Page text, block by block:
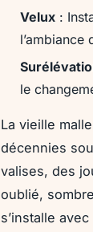
Velux :
l’ambiance
le
La vieille
décennies
valises, des
oublié,
s’installe